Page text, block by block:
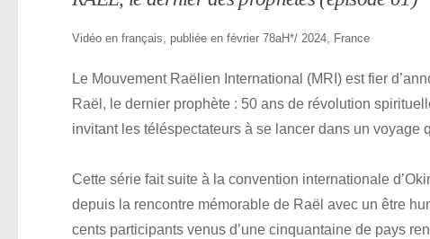
Vidéo en français, publiée en février 78aH*/ 2024, France
Le Mouvement Raëlien International (MRI) est fier
Raël, le dernier prophète : 50 ans de révolution
invitant les téléspectateurs à se lancer dans un voyage
Cette série fait suite à la convention internationale
depuis la rencontre mémorable de Raël avec un être
cents participants venus d’une cinquantaine de pays